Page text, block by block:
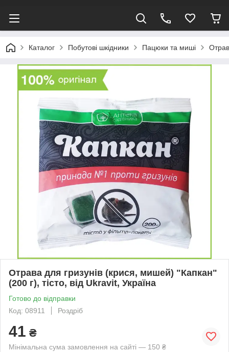
Каталог Побутові шкідники Пацюки та миші
Отрава для гризунів (крися, мишей) "Капкан"
(200 г), тісто, від Ukravit, Україна
Готово до відправки
Код: 08911
Роздріб
41 ₴
Мінімальна сума замовлення на сайті — 150 ₴